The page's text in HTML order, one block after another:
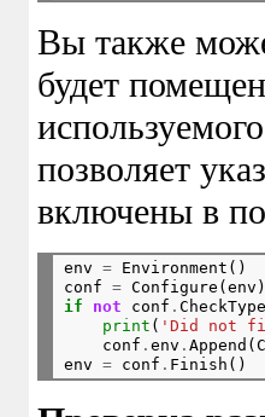
Вы также
будет
позволяет
включены в
env = Environment()
conf = Configure(env)
if
not conf .
print ( 'Did not
    conf
. env .
env = conf .